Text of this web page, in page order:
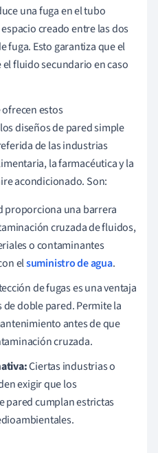
una fuga en el tubo
creado entre las dos
fuga. Esto garantiza que el
fluido secundario en caso
ofrecen estos
diseños de pared simple
de las industrias
la farmacéutica y la
acondicionado. Son:
proporciona una barrera
cruzada de fluidos,
o contaminantes
elsuministro de agua.
de fugas es una ventaja
doble pared. Permite la
antes de que
cruzada.
Ciertas industrias o
exigir que los
pared cumplan estrictas